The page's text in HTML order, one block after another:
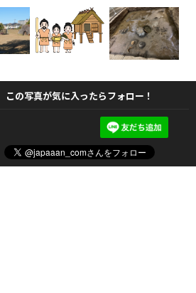
この写真が気に入ったらフォロー！